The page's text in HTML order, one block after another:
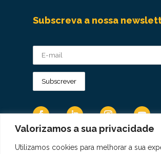
Valorizamos a sua privacidade
Utilizamos cookies para melhorar a sua
Subscreva a nossa